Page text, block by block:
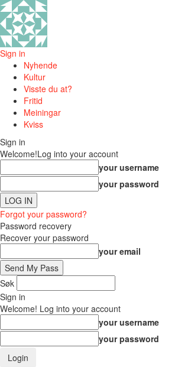
Sign in
Nyhende
Kultur
Visste du at?
Fritid
Meiningar
Kviss
Sign in
Welcome!Log into your account
your username
your password
Forgot your password?
Password recovery
Recover your password
your email
Søk
Sign in
Welcome! Log into your account
your username
your password